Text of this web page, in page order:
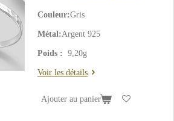
Couleur:Gris
Métal:Argent 925
Poids : 9,20g
Voir les détails
Ajouter au panier